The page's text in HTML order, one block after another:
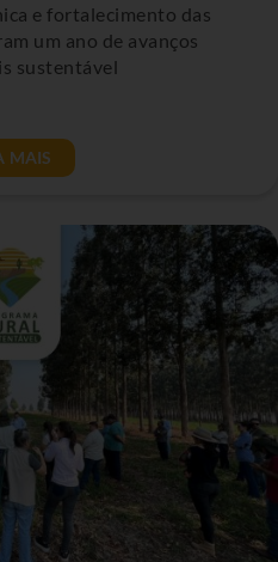
e fortalecimento das
um ano de avanços
sustentável
MAIS